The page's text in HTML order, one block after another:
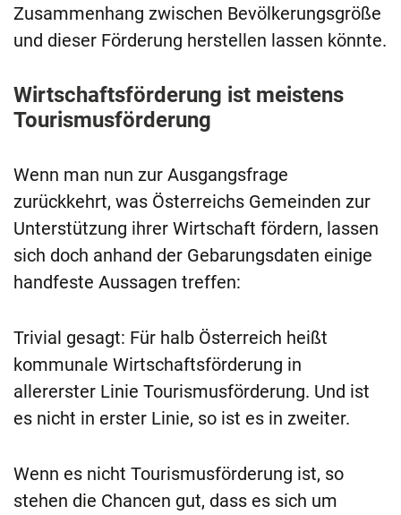
Zusammenhang zwischen Bevölkerungsgröße
und dieser Förderung herstellen lassen könnte.
Wirtschaftsförderung ist meistens
Tourismusförderung
Wenn man nun zur Ausgangsfrage
zurückkehrt, was Österreichs Gemeinden zur
Unterstützung ihrer Wirtschaft fördern, lassen
sich doch anhand der Gebarungsdaten einige
handfeste Aussagen treffen:
Trivial gesagt: Für halb Österreich heißt
kommunale Wirtschaftsförderung in
allererster Linie Tourismusförderung. Und ist
es nicht in erster Linie, so ist es in zweiter.
Wenn es nicht Tourismusförderung ist, so
stehen die Chancen gut, dass es sich um